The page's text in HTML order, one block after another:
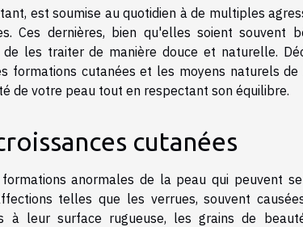
est soumise au quotidien à de multiples
Ces dernières, bien qu'elles soient souvent
les traiter de manière douce et naturelle.
formations cutanées et les moyens naturels de
de votre peau tout en respectant son équilibre.
cutanées
anormales de la peau qui peuvent
telles que les verrues, souvent
à leur surface rugueuse, les grains de